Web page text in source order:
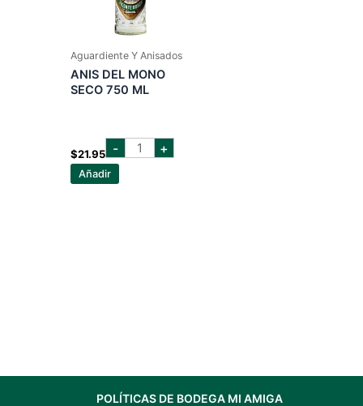
Aguardiente Y Anisados
ANIS DEL MONO
SECO 750 ML
$21.95 - ANIS
DEL +
Añadir
POLÍTICAS DE BODEGA MI AMIGA